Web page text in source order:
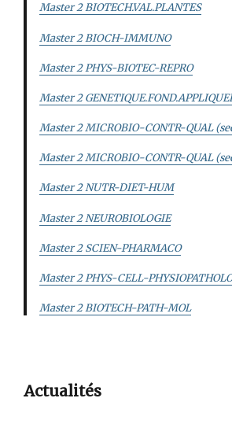
Master 2 BIOTECH.VAL.PLANTES
Master 2 BIOCH-IMMUNO
Master 2 PHYS-BIOTEC-REPRO
Master 2
Master 2 MICROBIO-CONTR-QUAL
Master 2 MICROBIO-CONTR-QUAL
Master 2 NUTR-DIET-HUM
Master 2 NEUROBIOLOGIE
Master 2 SCIEN-PHARMACO
Master 2 PHYS-CELL-
Master 2 BIOTECH-PATH-MOL
Actualités